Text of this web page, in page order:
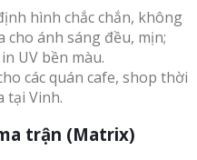
hình chắc chắn, không
cho ánh sáng đều, mịn;
UV bền màu.
các quán cafe, shop thời
tại Vinh.
trận (Matrix)